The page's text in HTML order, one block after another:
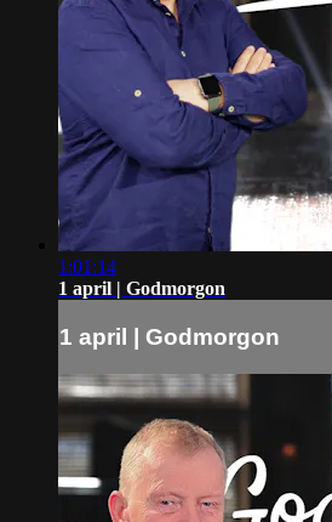
1:01:14
1 april | Godmorgon
1 april | Godmorgon